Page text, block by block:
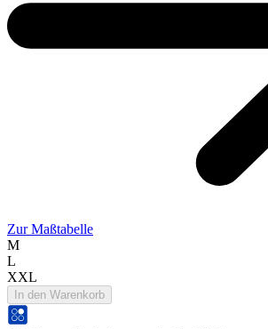
Zur Maßtabelle
M
L
XXL
In den Warenkorb